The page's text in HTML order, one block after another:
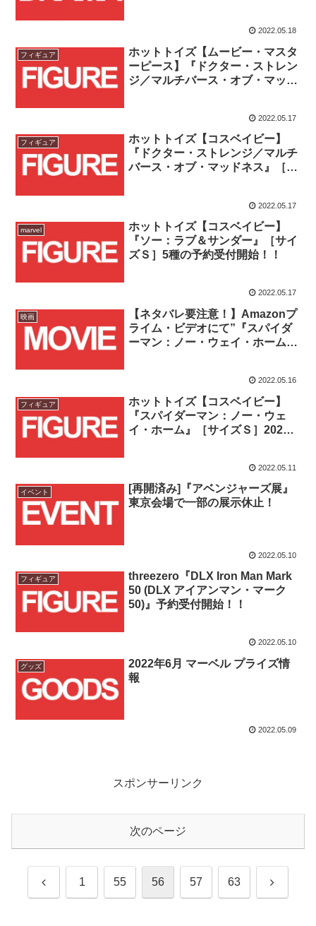
2022.05.18
フィギュア
ホットトイズ【ムービー・マスタ
ーピース】『ドクター・ストレン
ジ／マルチバース・オブ・マッド
2022.05.17
フィギュア
ホットトイズ【コスベイビー】
『ドクター・ストレンジ／マルチ
バース・オブ・マッドネス』［サ
2022.05.17
marvel
ホットトイズ【コスベイビー】
『ソー：ラブ＆サンダー』［サイ
ズＳ］5種の予約受付開始！！
2022.05.17
映画
【ネタバレ要注意！】Amazonプ
ライム・ビデオにて”『スパイダ
ーマン：ノー・ウェイ・ホーム』
2022.05.16
フィギュア
ホットトイズ【コスベイビー】
『スパイダーマン：ノー・ウェ
イ・ホーム』［サイズＳ］2022
2022.05.11
イベント
[再開済み]『アベンジャーズ展』
東京会場で一部の展示休止！
2022.05.10
フィギュア
threezero『DLX Iron Man Mark
50 (DLX アイアンマン・マーク
50)』予約受付開始！！
2022.05.10
グッズ
2022年6月 マーベル プライズ情
報
2022.05.09
スポンサーリンク
次のページ
前 1 55 56 57 63 次